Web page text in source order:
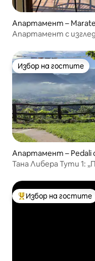
Апартамент –
Апартамент с
Избор на гостите
Избор на гостите
Апартамент – Pedali
Тана Либера Тути 1:
Най-популярен избор
Избор на гостите